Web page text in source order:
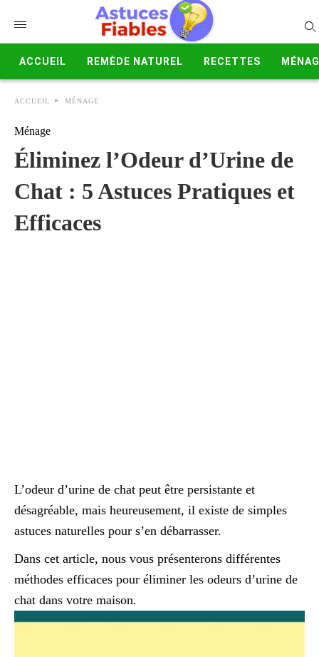
ACCUEIL REMÈDE NATUREL RECETTES
ACCUEIL MÉNAGE
Ménage
Éliminez l’Odeur d’Urine de
Chat : 5 Astuces Pratiques et
Efficaces
L’odeur d’urine de chat peut être persistante et
désagréable, mais heureusement, il existe de simples
astuces naturelles pour s’en débarrasser.
Dans cet article, nous vous présenterons différentes
méthodes efficaces pour éliminer les odeurs d’urine de
chat dans votre maison.